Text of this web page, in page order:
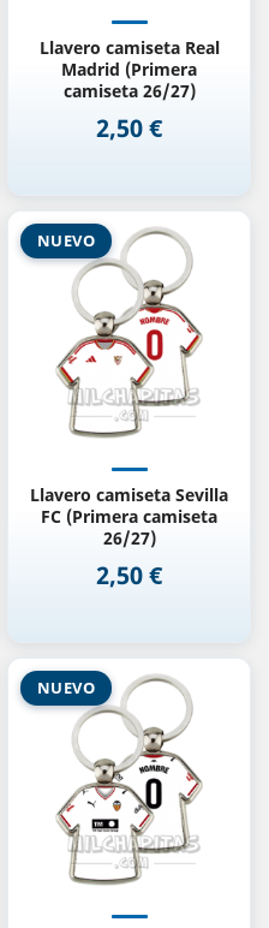
Llavero camiseta Real
Madrid (Primera
camiseta 26/27)
Precio
2,50 €
Llavero camiseta Sevilla
FC (Primera camiseta
26/27)
Precio
2,50 €
NUEVO
NUEVO